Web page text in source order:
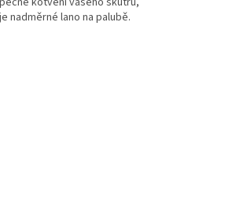
nadměrné lano na palubě.